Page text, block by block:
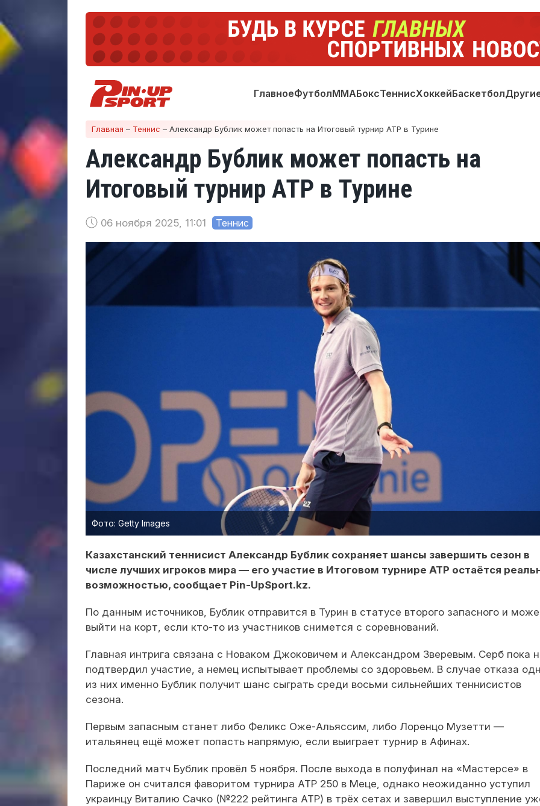
ГлавноеФутболММАБоксТеннисХоккейБаскетбол
Главная – Теннис – Александр Бублик может попасть на Итоговый турнир ATP в Турине
Александр Бублик может попасть на
Итоговый турнир ATP в Турине
06 ноября 2025, 11:01 Теннис
Фото: Getty Images
Казахстанский теннисист Александр Бублик сохраняет шансы завершить сезон в
числе лучших игроков мира — его участие в Итоговом турнире ATP остаётся
возможностью, сообщает Pin-UpSport.kz.
По данным источников, Бублик отправится в Турин в статусе второго запасного и
выйти на корт, если кто-то из участников снимется с соревнований.
Главная интрига связана с Новаком Джоковичем и Александром Зверевым. Серб пока
подтвердил участие, а немец испытывает проблемы со здоровьем. В случае отказа
из них именно Бублик получит шанс сыграть среди восьми сильнейших теннисистов
сезона.
Первым запасным станет либо Феликс Оже-Альяссим, либо Лоренцо Музетти —
итальянец ещё может попасть напрямую, если выиграет турнир в Афинах.
Последний матч Бублик провёл 5 ноября. После выхода в полуфинал на «Мастерсе» в
Париже он считался фаворитом турнира ATP 250 в Меце, однако неожиданно уступил
украинцу Виталию Сачко (№222 рейтинга ATP) в трёх сетах и завершил выступление